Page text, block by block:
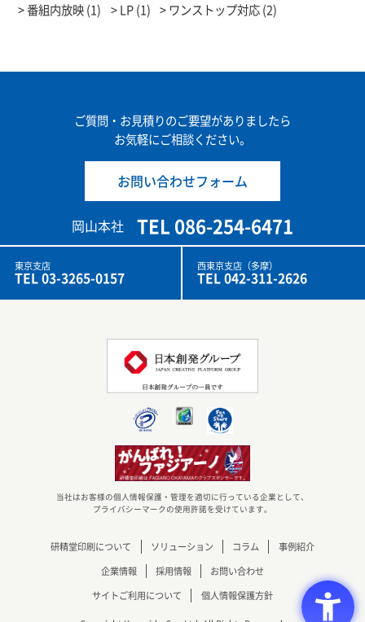
番組内放映 (1)
LP (1) ワンストップ対応 (2)
ご質問・お見積りのご要望がありましたら
お気軽にご相談ください。
お問い合わせフォーム
岡山本社 TEL 086-254-6471
東京支店
TEL 03-3265-0157
西東京支店（多摩）
TEL 042-311-2626
当社はお客様の個人情報保護・管理を適切に行っている企業として、
プライバシーマークの使用許諾を受けています。
研精堂印刷について ソリューション コラム
事例紹介
企業情報
採用情報
お問い合わせ
サイトご利用について
個人情報保護方針